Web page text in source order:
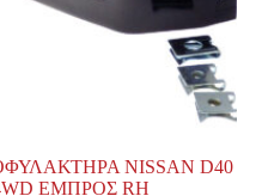
NISSAN D40
ΕΜΠΡΟΣ RH